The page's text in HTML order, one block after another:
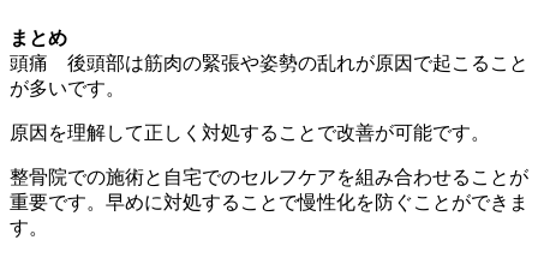
まとめ
頭痛 後頭部は筋肉の緊張や姿勢の乱れが原因で起こること
が多いです。
原因を理解して正しく対処することで改善が可能です。
整骨院での施術と自宅でのセルフケアを組み合わせることが
重要です。早めに対処することで慢性化を防ぐことができま
す。